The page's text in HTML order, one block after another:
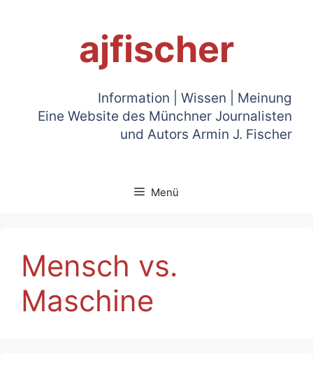
ajfischer
Information | Wissen | Meinung
Eine Website des Münchner Journalisten
und Autors Armin J. Fischer
Menü
Mensch vs.
Maschine